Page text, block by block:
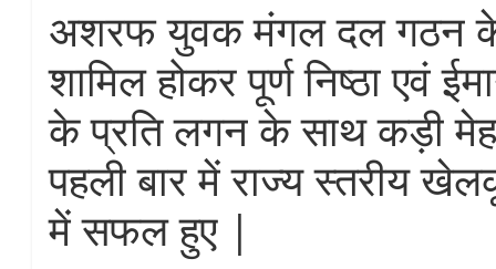
अशरफ युवक मंगल दल गठन
शामिल होकर पूर्ण निष्ठा एवं
के प्रति लगन के साथ कड़ी
पहली बार में राज्य स्तरीय
में सफल हुए |